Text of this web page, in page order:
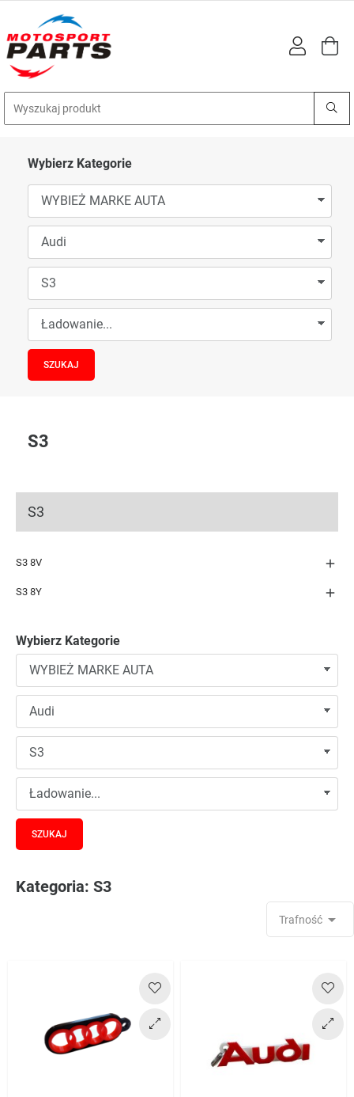
Wybierz Kategorie
S3
S3
S3 8V 
S3 8Y 
Wybierz Kategorie
Kategoria: S3
Trafność 